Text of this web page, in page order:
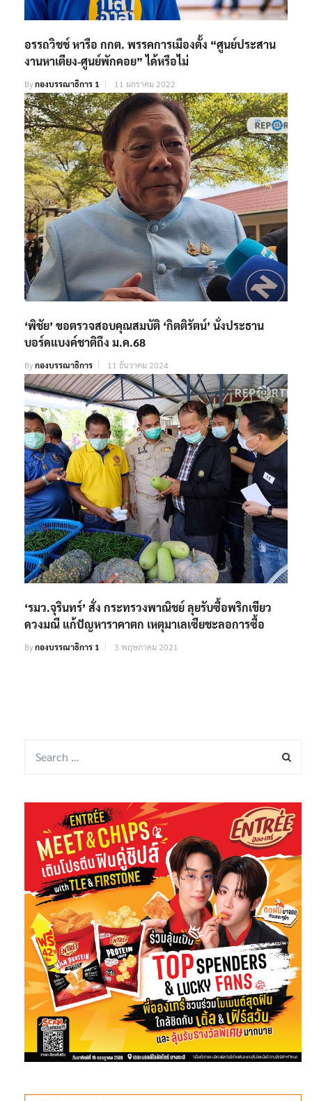
อรรถวิชช์ หารือ กกต. พรรคการเมืองตั้ง “ศูนย์ประสาน
งานหาเตียง-ศูนย์พักคอย” ได้หรือไม่
Byกองบรรณาธิการ 1 11 มกราคม 2022
‘พิชัย’ ขอตรวจสอบคุณสมบัติ ‘กิตติรัตน์’ นั่งประธาน
บอร์ดแบงค์ชาติถึง ม.ค.68
Byกองบรรณาธิการ 11 ธันวาคม 2024
‘รมว.จุรินทร์’ สั่ง กระทรวงพาณิชย์ ลุยรับซื้อพริกเขียว
ดวงมณี แก้ปัญหาราคาตก เหตุมาเลเซียชะลอการซื้อ
Byกองบรรณาธิการ 1 3 พฤษภาคม 2021